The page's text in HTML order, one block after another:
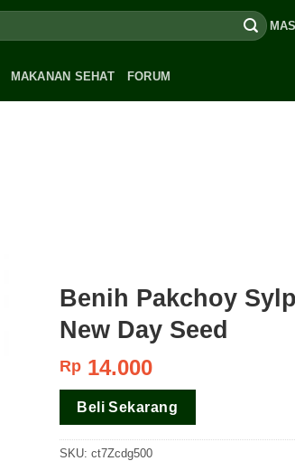
MAKANAN SEHAT FORUM
Benih Pakchoy
New Day Seed
Rp14.000
Beli Sekarang
SKU: ct7Zcdg500